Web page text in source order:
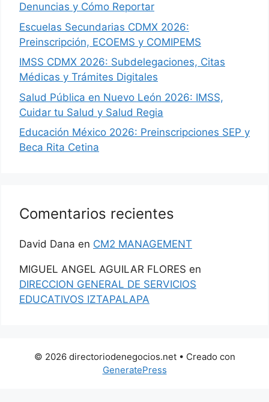
Denuncias y Cómo Reportar
Escuelas Secundarias CDMX 2026:
Preinscripción, ECOEMS y COMIPEMS
IMSS CDMX 2026: Subdelegaciones, Citas
Médicas y Trámites Digitales
Salud Pública en Nuevo León 2026: IMSS,
Cuidar tu Salud y Salud Regia
Educación México 2026: Preinscripciones SEP y
Beca Rita Cetina
Comentarios recientes
David Dana en CM2 MANAGEMENT
MIGUEL ANGEL AGUILAR FLORES en
DIRECCION GENERAL DE SERVICIOS
EDUCATIVOS IZTAPALAPA
© 2026 directoriodenegocios.net• Creado con
GeneratePress